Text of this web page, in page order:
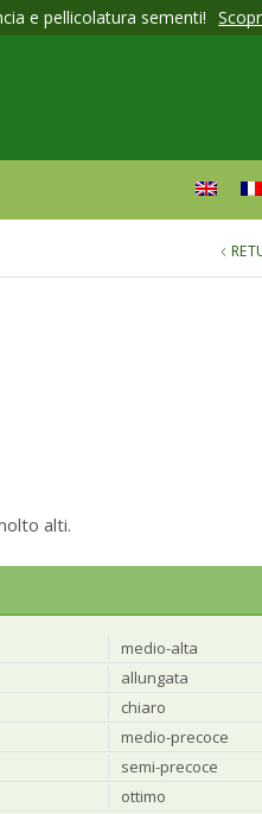
e pellicolatura sementi!
alti.
medio-alta
allungata
chiaro
medio-precoce
semi-precoce
ottimo